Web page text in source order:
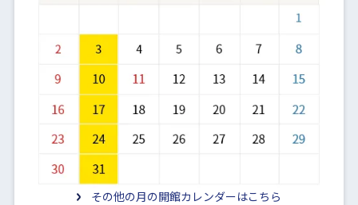
その他の月の開館カレンダーはこちら